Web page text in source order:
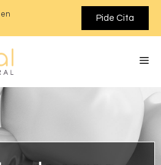
Pide Cita